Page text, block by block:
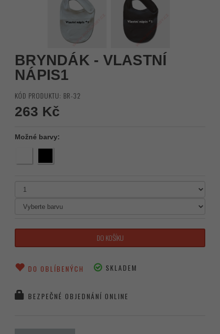
BRYNDÁK - VLASTNÍ
NÁPIS1
KÓD PRODUKTU: BR-32
263 Kč
Možné barvy:
DO KOŠÍKU
DO OBLÍBENÝCH SKLADEM
BEZPEČNÉ OBJEDNÁNÍ ONLINE